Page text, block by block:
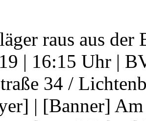
raus aus
| 16:15 Uhr |
34 /
| [Banner] Am